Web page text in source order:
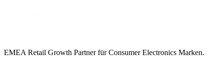
EMEA Retail Growth Partner für Consumer Electronics Marken.